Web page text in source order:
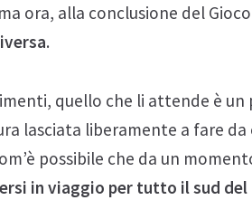
ora, alla conclusione del
.
quello che li attende è
lasciata liberamente a fare
possibile che da un
in viaggio per tutto il sud